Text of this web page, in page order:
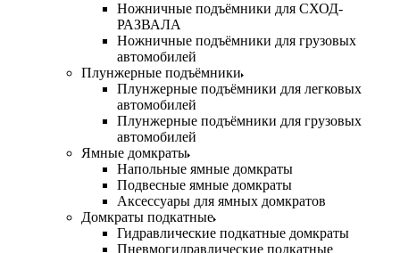
Ножничные подъёмники для СХОД-
РАЗВАЛА
Ножничные подъёмники для грузовых
автомобилей
Плунжерные подъёмники
Плунжерные подъёмники для легковых
автомобилей
Плунжерные подъёмники для грузовых
автомобилей
Ямные домкраты
Напольные ямные домкраты
Подвесные ямные домкраты
Аксессуары для ямных домкратов
Домкраты подкатные
Гидравлические подкатные домкраты
Пневмогидравлические подкатные